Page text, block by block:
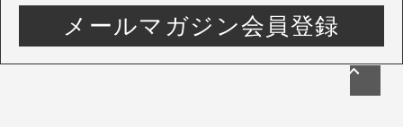
メールマガジン会員登録